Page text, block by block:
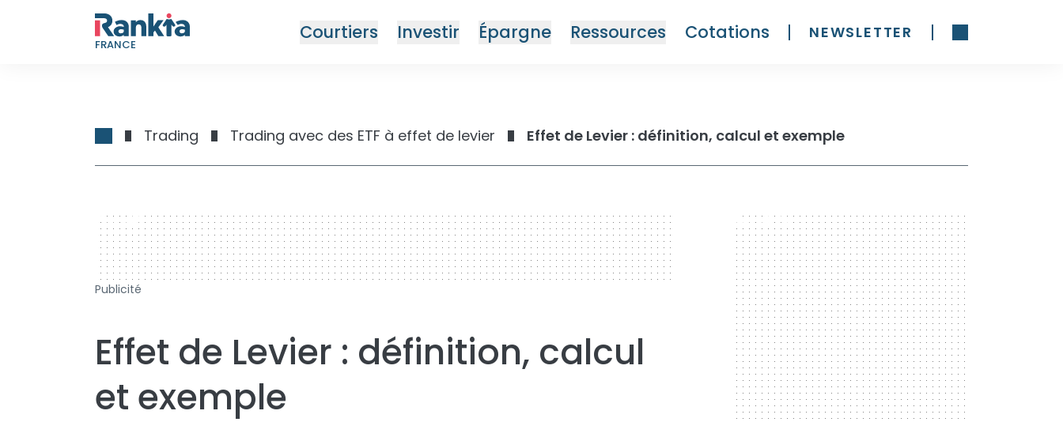
FRANCE
Courtiers Investir Épargne Ressources Cotations NEWSLETTER
Trading Trading avec des ETF à effet de levier Effet de Levier : définition, calcul et exemple
728 x 90
Publicité
Effet de Levier : définition, calcul
et exemple
300 x 600